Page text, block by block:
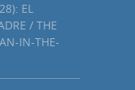
EL
/ THE
IN-THE-